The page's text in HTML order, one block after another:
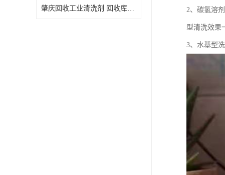
肇庆回收工业清洗剂 回收库存 量大量小均可 2、碳氢溶
型清洗效果
3、水基型